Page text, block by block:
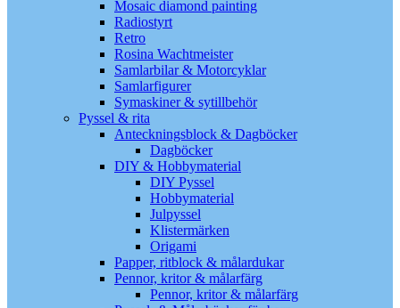
Mosaic diamond painting
Radiostyrt
Retro
Rosina Wachtmeister
Samlarbilar & Motorcyklar
Samlarfigurer
Symaskiner & sytillbehör
Pyssel & rita
Anteckningsblock & Dagböcker
Dagböcker
DIY & Hobbymaterial
DIY Pyssel
Hobbymaterial
Julpyssel
Klistermärken
Origami
Papper, ritblock & målardukar
Pennor, kritor & målarfärg
Pennor, kritor & målarfärg